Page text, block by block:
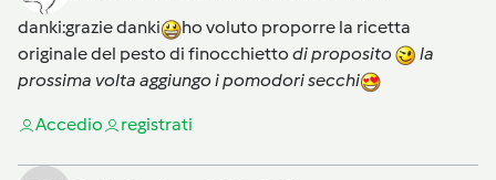
danki:grazie danki
ho voluto proporre la ricetta
originale del pesto di finocchietto di proposito
la
prossima volta aggiungo i pomodori secchi
Accedio registrati